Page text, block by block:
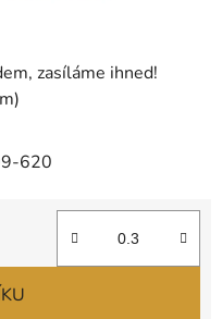
zasíláme ihned!
620